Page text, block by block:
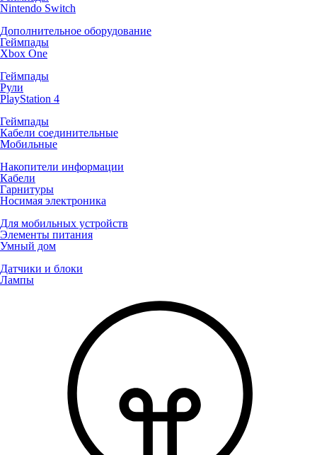
Nintendo Switch
Дополнительное оборудование
Геймпады
Xbox One
Геймпады
Рули
PlayStation 4
Геймпады
Кабели соединительные
Мобильные
Накопители информации
Кабели
Гарнитуры
Носимая электроника
Для мобильных устройств
Элементы питания
Умный дом
Датчики и блоки
Лампы